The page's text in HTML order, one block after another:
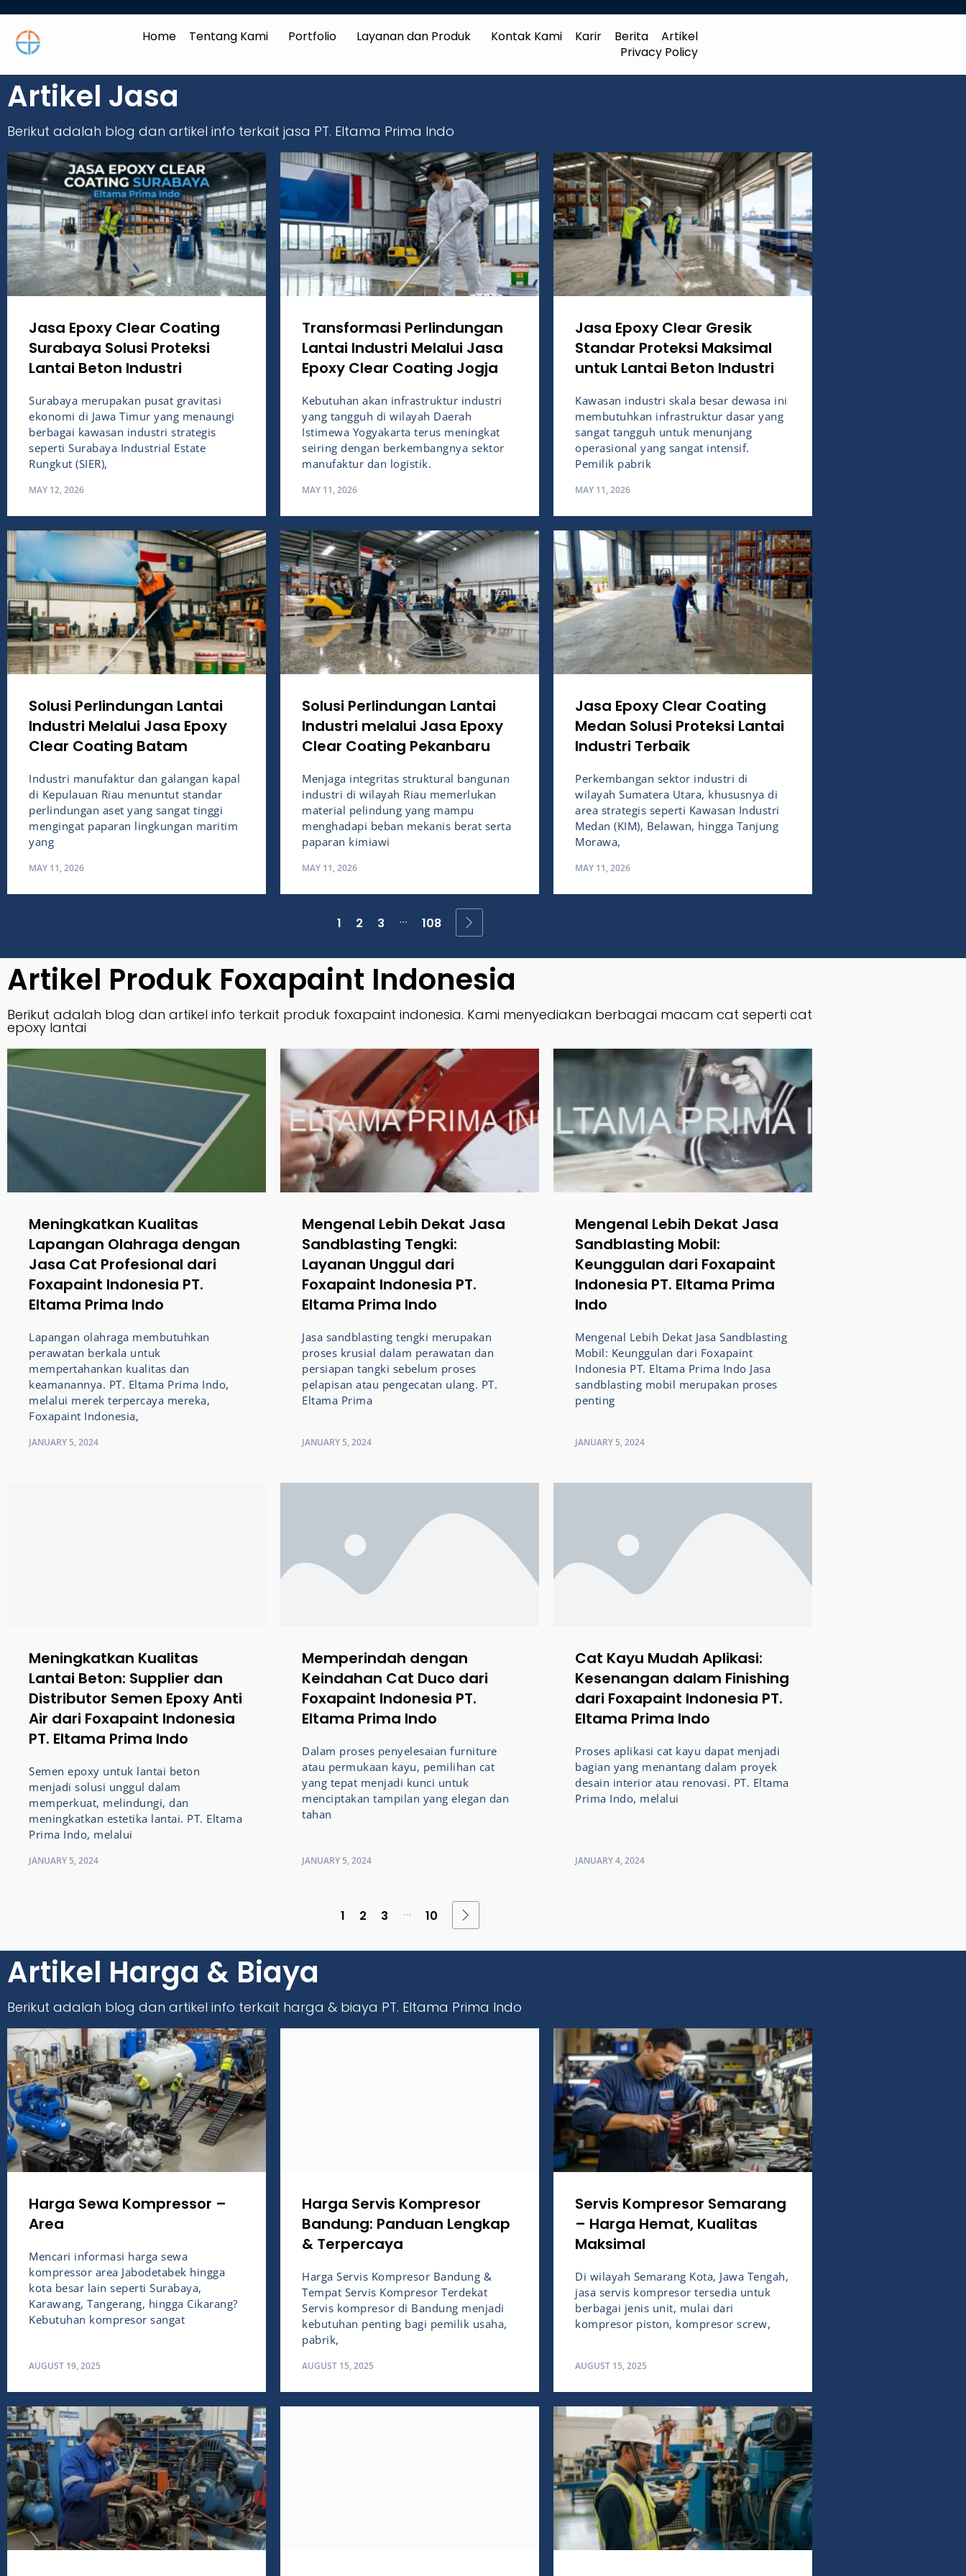
Home Tentang Kami Portfolio Layanan dan Produk Kontak Kami Karir Berita
Artikel
Privacy Policy
Artikel Jasa
Berikut adalah blog dan artikel info terkait jasa PT. Eltama Prima Indo
Jasa Epoxy Clear Coating
Surabaya Solusi Proteksi
Lantai Beton Industri
Surabaya merupakan pusat gravitasi
ekonomi di Jawa Timur yang menaungi
berbagai kawasan industri strategis
seperti Surabaya Industrial Estate
Rungkut (SIER),
MAY 12, 2026
Transformasi Perlindungan
Lantai Industri Melalui Jasa
Epoxy Clear Coating Jogja
Kebutuhan akan infrastruktur industri
yang tangguh di wilayah Daerah
Istimewa Yogyakarta terus meningkat
seiring dengan berkembangnya sektor
manufaktur dan logistik.
MAY 11, 2026
Jasa Epoxy Clear Gresik
Standar Proteksi Maksimal
untuk Lantai Beton Industri
Kawasan industri skala besar dewasa ini
membutuhkan infrastruktur dasar yang
sangat tangguh untuk menunjang
operasional yang sangat intensif.
Pemilik pabrik
MAY 11, 2026
Solusi Perlindungan Lantai
Industri Melalui Jasa Epoxy
Clear Coating Batam
Industri manufaktur dan galangan kapal
di Kepulauan Riau menuntut standar
perlindungan aset yang sangat tinggi
mengingat paparan lingkungan maritim
yang
MAY 11, 2026
Solusi Perlindungan Lantai
Industri melalui Jasa Epoxy
Clear Coating Pekanbaru
Menjaga integritas struktural bangunan
industri di wilayah Riau memerlukan
material pelindung yang mampu
menghadapi beban mekanis berat serta
paparan kimiawi
MAY 11, 2026
Jasa Epoxy Clear Coating
Medan Solusi Proteksi Lantai
Industri Terbaik
Perkembangan sektor industri di
wilayah Sumatera Utara, khususnya di
area strategis seperti Kawasan Industri
Medan (KIM), Belawan, hingga Tanjung
Morawa,
MAY 11, 2026
1 2 3 ... 108
Artikel Produk Foxapaint Indonesia
Berikut adalah blog dan artikel info terkait produk foxapaint indonesia. Kami menyediakan berbagai macam cat seperti cat
epoxy lantai
Meningkatkan Kualitas
Lapangan Olahraga dengan
Jasa Cat Profesional dari
Foxapaint Indonesia PT.
Eltama Prima Indo
Lapangan olahraga membutuhkan
perawatan berkala untuk
mempertahankan kualitas dan
keamanannya. PT. Eltama Prima Indo,
melalui merek terpercaya mereka,
Foxapaint Indonesia,
JANUARY 5, 2024
Mengenal Lebih Dekat Jasa
Sandblasting Tengki:
Layanan Unggul dari
Foxapaint Indonesia PT.
Eltama Prima Indo
Jasa sandblasting tengki merupakan
proses krusial dalam perawatan dan
persiapan tangki sebelum proses
pelapisan atau pengecatan ulang. PT.
Eltama Prima
JANUARY 5, 2024
Mengenal Lebih Dekat Jasa
Sandblasting Mobil:
Keunggulan dari Foxapaint
Indonesia PT. Eltama Prima
Indo
Mengenal Lebih Dekat Jasa Sandblasting
Mobil: Keunggulan dari Foxapaint
Indonesia PT. Eltama Prima Indo Jasa
sandblasting mobil merupakan proses
penting
JANUARY 5, 2024
Meningkatkan Kualitas
Lantai Beton: Supplier dan
Distributor Semen Epoxy Anti
Air dari Foxapaint Indonesia
PT. Eltama Prima Indo
Semen epoxy untuk lantai beton
menjadi solusi unggul dalam
memperkuat, melindungi, dan
meningkatkan estetika lantai. PT. Eltama
Prima Indo, melalui
JANUARY 5, 2024
Memperindah dengan
Keindahan Cat Duco dari
Foxapaint Indonesia PT.
Eltama Prima Indo
Dalam proses penyelesaian furniture
atau permukaan kayu, pemilihan cat
yang tepat menjadi kunci untuk
menciptakan tampilan yang elegan dan
tahan
JANUARY 5, 2024
Cat Kayu Mudah Aplikasi:
Kesenangan dalam Finishing
dari Foxapaint Indonesia PT.
Eltama Prima Indo
Proses aplikasi cat kayu dapat menjadi
bagian yang menantang dalam proyek
desain interior atau renovasi. PT. Eltama
Prima Indo, melalui
JANUARY 4, 2024
1 2 3 ... 10
Artikel Harga & Biaya
Berikut adalah blog dan artikel info terkait harga & biaya PT. Eltama Prima Indo
Harga Sewa Kompressor –
Area
Mencari informasi harga sewa
kompressor area Jabodetabek hingga
kota besar lain seperti Surabaya,
Karawang, Tangerang, hingga Cikarang?
Kebutuhan kompresor sangat
AUGUST 19, 2025
Harga Servis Kompresor
Bandung: Panduan Lengkap
& Terpercaya
Harga Servis Kompresor Bandung &
Tempat Servis Kompresor Terdekat
Servis kompresor di Bandung menjadi
kebutuhan penting bagi pemilik usaha,
pabrik,
AUGUST 15, 2025
Servis Kompresor Semarang
– Harga Hemat, Kualitas
Maksimal
Di wilayah Semarang Kota, Jawa Tengah,
jasa servis kompresor tersedia untuk
berbagai jenis unit, mulai dari
kompresor piston, kompresor screw,
AUGUST 15, 2025